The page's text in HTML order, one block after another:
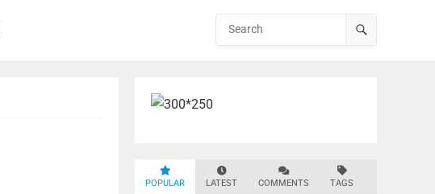
POPULAR LATEST COMMENTS TAGS